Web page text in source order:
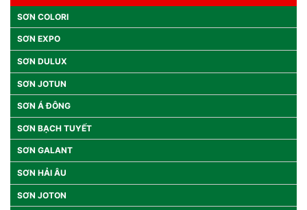
SƠN COLORI
SƠN EXPO
SƠN DULUX
SƠN JOTUN
SƠN Á ĐÔNG
SƠN BẠCH TUYẾT
SƠN GALANT
SƠN HẢI ÂU
SƠN JOTON